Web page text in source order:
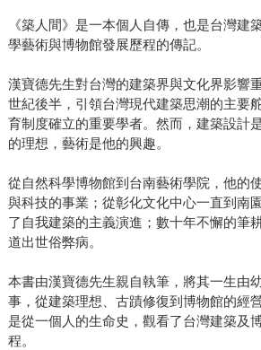
不廣，以致閱讀過此篇文章的人不多，
頭。〈台灣當前建築〉一文，係承續〈
該篇文章是首度發表。 《築人間》回
章漢先生以「美感人生」為題，寫下他
「生活美學理念推廣計畫」的始末，這
書：《建築》《室內》《景觀》《街道
物》，這是為推動美感、培養美感所做
為常有機會與漢先生聊天，他多次談到
選擇攸關生活建築的議題，輯錄了城市
民住宅與華山特區等成就本書內容。 現
machine for living in），此乃柯比意體
文明帶給人的不應只是效能，更重要的
質與精神層面的需求，讓建築能傳達美
《築人間》是一本個人自傳，也是台灣建
學藝術與博物館發展歷程的傳記。
漢寶德先生對台灣的建築界與文化界影響
世紀後半，引領台灣現代建築思潮的主要
育制度確立的重要學者。然而，建築設計
的理想，藝術是他的興趣。
從自然科學博物館到台南藝術學院，他的
與科技的事業；從彰化文化中心一直到南
了自我建築的主義演進；數十年不懈的筆
道出世俗弊病。
本書由漢寶德先生親自執筆，將其一生由
事，從建築理想、古蹟修復到博物館的經
是從一個人的生命史，觀看了台灣建築及
程。